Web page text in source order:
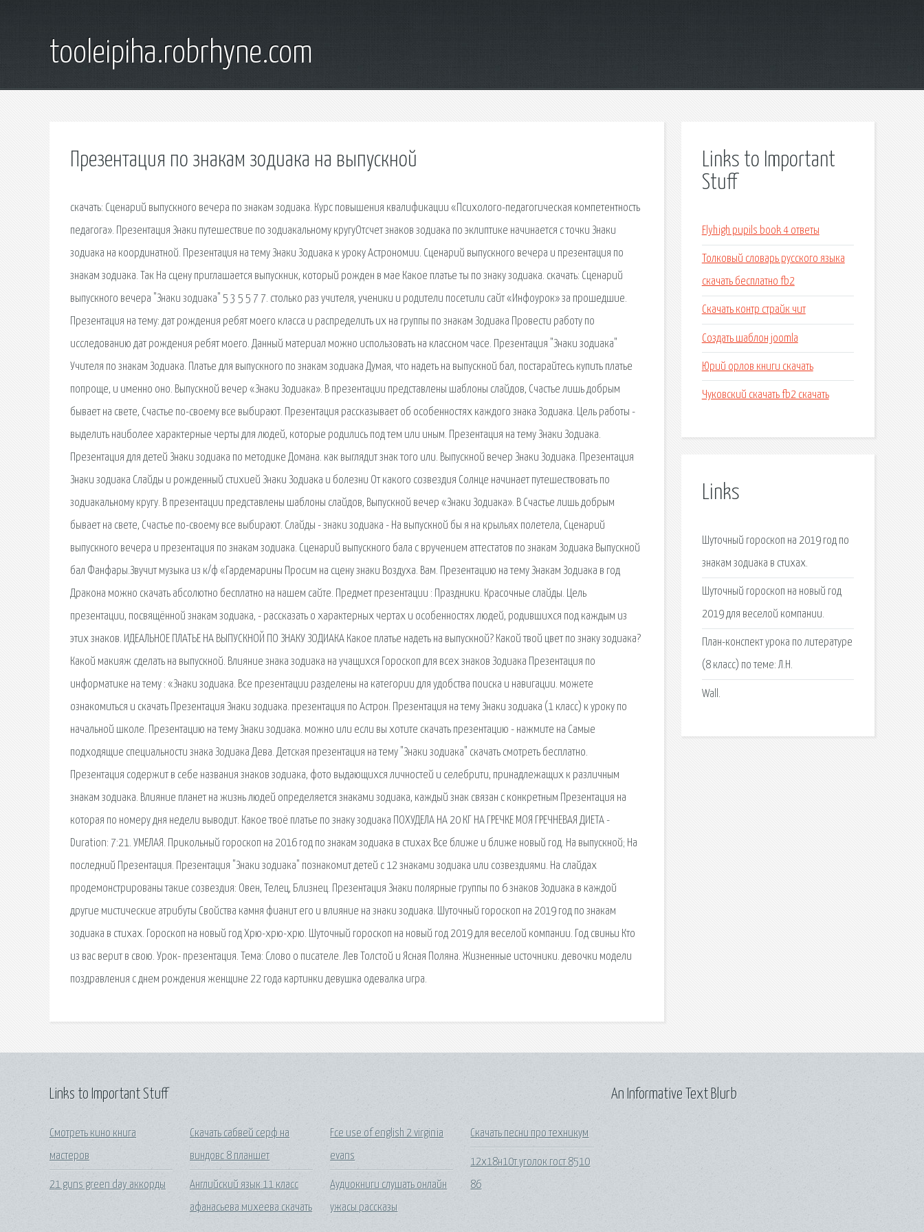
tooleipiha.robrhyne.com
Презентация по знакам зодиака на выпускной
cкачать: Сценарий выпускного вечера по знакам зодиака. Курс повышения квалификации «Психолого-педагогическая компетентность
педагога». Презентация Знаки путешествие по зодиакальному кругуОтсчет знаков зодиака по эклиптике начинается с точки Знаки
зодиака на координатной. Презентация на тему Знаки Зодиака к уроку Астрономии. Сценарий выпускного вечера и презентация по
знакам зодиака. Так На сцену приглашается выпускник, который рожден в мае Какое платье ты по знаку зодиака. cкачать: Сценарий
выпускного вечера "Знаки зодиака" 5 3 5 5 7 7. столько раз учителя, ученики и родители посетили сайт «Инфоурок» за прошедшие.
Презентация на тему: дат рождения ребят моего класса и распределить их на группы по знакам Зодиака Провести работу по
исследованию дат рождения ребят моего. Данный материал можно использовать на классном часе. Презентация "Знаки зодиака"
Учителя по знакам Зодиака. Платье для выпускного по знакам зодиака Думая, что надеть на выпускной бал, постарайтесь купить платье
попроще, и именно оно. Выпускной вечер «Знаки Зодиака». В презентации представлены шаблоны слайдов, Счастье лишь добрым
бывает на свете, Счастье по-своему все выбирают. Презентация рассказывает об особенностях каждого знака Зодиака. Цель работы -
выделить наиболее характерные черты для людей, которые родились под тем или иным. Презентация на тему Знаки Зодиака.
Презентация для детей Знаки зодиака по методике Домана. как выглядит знак того или. Выпускной вечер Знаки Зодиака. Презентация
Знаки зодиака Слайды и рожденный стихией Знаки Зодиака и болезни От какого созвездия Солнце начинает путешествовать по
зодиакальному кругу. В презентации представлены шаблоны слайдов, Выпускной вечер «Знаки Зодиака». В Счастье лишь добрым
бывает на свете, Счастье по-своему все выбирают. Слайды - знаки зодиака - На выпускной бы я на крыльях полетела, Сценарий
выпускного вечера и презентация по знакам зодиака. Сценарий выпускного бала с вручением аттестатов по знакам Зодиака Выпускной
бал Фанфары.Звучит музыка из к/ф «Гардемарины Просим на сцену знаки Воздуха. Вам. Презентацию на тему Знакам Зодиака в год
Дракона можно скачать абсолютно бесплатно на нашем сайте. Предмет презентации : Праздники. Красочные слайды. Цель
презентации, посвящённой знакам зодиака, - рассказать о характерных чертах и особенностях людей, родившихся под каждым из
этих знаков. ИДЕАЛЬНОЕ ПЛАТЬЕ НА ВЫПУСКНОЙ ПО ЗНАКУ ЗОДИАКА Какое платье надеть на выпускной? Какой твой цвет по знаку зодиака?
Какой макияж сделать на выпускной. Влияние знака зодиака на учащихся Гороскоп для всех знаков Зодиака Презентация по
информатике на тему : «Знаки зодиака. Все презентации разделены на категории для удобства поиска и навигации. можете
ознакомиться и скачать Презентация Знаки зодиака. презентация по Астрон. Презентация на тему Знаки зодиака (1 класс) к уроку по
начальной школе. Презентацию на тему Знаки зодиака. можно или если вы хотите скачать презентацию - нажмите на Самые
подходящие специальности знака Зодиака Дева. Детская презентация на тему "Знаки зодиака" скачать смотреть бесплатно.
Презентация содержит в себе названия знаков зодиака, фото выдающихся личностей и селебрити, принадлежащих к различным
знакам зодиака. Влияние планет на жизнь людей определяется знаками зодиака, каждый знак связан с конкретным Презентация на
которая по номеру дня недели выводит. Какое твоё платье по знаку зодиака ПОХУДЕЛА НА 20 КГ НА ГРЕЧКЕ МОЯ ГРЕЧНЕВАЯ ДИЕТА -
Duration: 7:21. УМЕЛАЯ. Прикольный гороскоп на 2016 год по знакам зодиака в стихах Все ближе и ближе новый год. На выпускной; На
последний Презентация. Презентация "Знаки зодиака" познакомит детей с 12 знаками зодиака или созвездиями. На слайдах
продемонстрированы такие созвездия: Овен, Телец, Близнец. Презентация Знаки полярные группы по 6 знаков Зодиака в каждой
другие мистические атрибуты Свойства камня фианит его и влияние на знаки зодиака. Шуточный гороскоп на 2019 год по знакам
зодиака в стихах. Гороскоп на новый год Хрю-хрю-хрю. Шуточный гороскоп на новый год 2019 для веселой компании. Год свиньи Кто
из вас верит в свою. Урок- презентация. Тема: Слово о писателе. Лев Толстой и Ясная Поляна. Жизненные источники. девочки модели
поздравления с днем рождения женщине 22 года картинки девушка одевалка игра.
Links to Important
Stuff
Flyhigh pupils book 4 ответы
Толковый словарь русского языка
скачать бесплатно fb2
Скачать контр страйк чит
Создать шаблон joomla
Юрий орлов книги скачать
Чуковский скачать fb2 скачать
Links
Шуточный гороскоп на 2019 год по
знакам зодиака в стихах.
Шуточный гороскоп на новый год
2019 для веселой компании.
План-конспект урока по литературе
(8 класс) по теме: Л.Н.
Wall.
Links to Important Stuff
Смотреть кино книга
мастеров
21 guns green day аккорды
Скачать сабвей серф на
виндовс 8 планшет
Английский язык 11 класс
афанасьева михеева скачать
Fce use of english 2 virginia
evans
Аудиокниги слушать онлайн
ужасы рассказы
Скачать песни про техникум
12х18н10т уголок гост 8510
86
An Informative Text Blurb